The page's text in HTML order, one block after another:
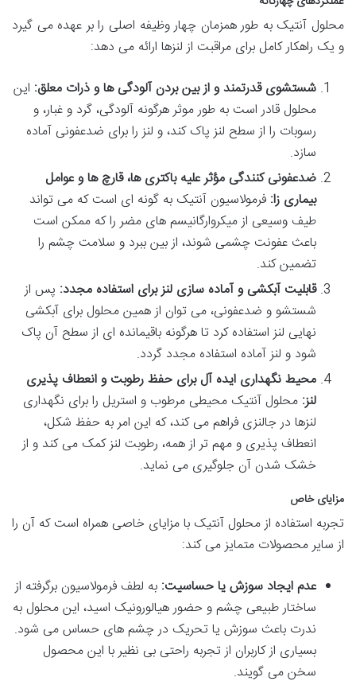
محلول آنتیک به طور همزمان چهار وظیفه اصلی را بر عهده می گیرد
و یک راهکار کامل برای مراقبت از لنزها ارائه می دهد:
شستشوی قدرتمند و از بین بردن آلودگی ها و ذرات معلق: این
محلول قادر است به طور موثر هرگونه آلودگی، گرد و غبار، و
رسوبات را از سطح لنز پاک کند، و لنز را برای ضدعفونی آماده
سازد.
ضدعفونی کنندگی مؤثر علیه باکتری ها، قارچ ها و عوامل
بیماری زا: فرمولاسیون آنتیک به گونه ای است که می تواند
طیف وسیعی از میکروارگانیسم های مضر را که ممکن است
باعث عفونت چشمی شوند، از بین ببرد و سلامت چشم را
تضمین کند.
قابلیت آبکشی و آماده سازی لنز برای استفاده مجدد: پس از
شستشو و ضدعفونی، می توان از همین محلول برای آبکشی
نهایی لنز استفاده کرد تا هرگونه باقیمانده ای از سطح آن پاک
شود و لنز آماده استفاده مجدد گردد.
محیط نگهداری ایده آل برای حفظ رطوبت و انعطاف پذیری
لنز: محلول آنتیک محیطی مرطوب و استریل را برای نگهداری
لنزها در جالنزی فراهم می کند، که این امر به حفظ شکل،
انعطاف پذیری و مهم تر از همه، رطوبت لنز کمک می کند و از
خشک شدن آن جلوگیری می نماید.
مزایای خاص
تجربه استفاده از محلول آنتیک با مزایای خاصی همراه است که آن را
از سایر محصولات متمایز می کند:
عدم ایجاد سوزش یا حساسیت: به لطف فرمولاسیون برگرفته از
ساختار طبیعی چشم و حضور هیالورونیک اسید، این محلول به
ندرت باعث سوزش یا تحریک در چشم های حساس می شود.
بسیاری از کاربران از تجربه راحتی بی نظیر با این محصول
سخن می گویند.